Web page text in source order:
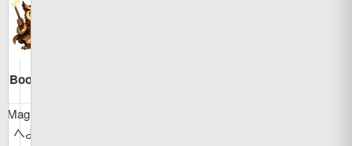
Bookman
MagicBook
へようこ